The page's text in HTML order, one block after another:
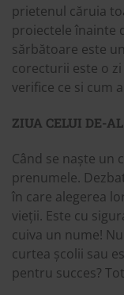
prietenul căruia
proiectele înainte
sărbătoare este
corecturii este o
verifice ce si cum
ZIUA CELUI DE-
Când se naște un
prenumele.
în care alegerea
vieții. Este cu
cuiva un nume!
curtea școlii sau
pentru succes?